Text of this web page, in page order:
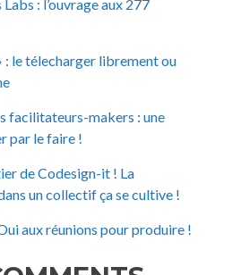
: l’ouvrage aux 277
: le télecharger librement ou
facilitateurs-makers : une
par le faire !
de Codesign-it ! La
un collectif ça se cultive !
aux réunions pour produire !